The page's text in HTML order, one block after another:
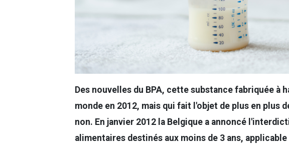
Des nouvelles du BPA, cette substance fabriquée à
monde en 2012, mais qui fait l'objet de plus en plus
non. En janvier 2012 la Belgique a annoncé
alimentaires destinés aux moins de 3 ans,